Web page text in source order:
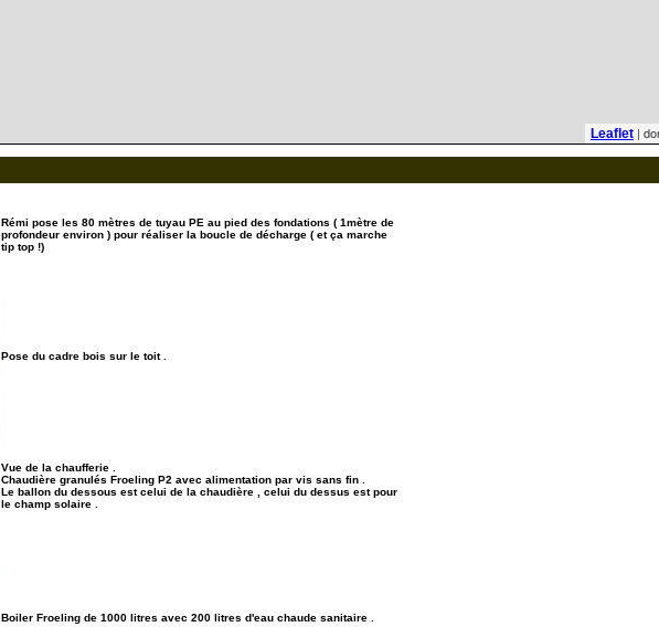
Leaflet |
Rémi pose les 80 mètres de tuyau PE au pied des fondations ( 1mètre de
profondeur environ ) pour réaliser la boucle de décharge ( et ça marche
tip top !)
Pose du cadre bois sur le toit .
Vue de la chaufferie .
Chaudière granulés Froeling P2 avec alimentation par vis sans fin .
Le ballon du dessous est celui de la chaudière , celui du dessus est pour
le champ solaire .
Boiler Froeling de 1000 litres avec 200 litres d'eau chaude sanitaire .